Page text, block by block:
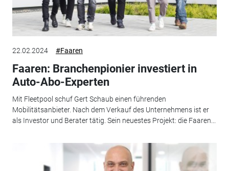
22.02.2024 #Faaren
Faaren: Branchenpionier investiert in
Auto-Abo-Experten
Mit Fleetpool schuf Gert Schaub einen führenden
Mobilitätsanbieter. Nach dem Verkauf des Unternehmens ist er
als Investor und Berater tätig. Sein neuestes Projekt: die Faaren...